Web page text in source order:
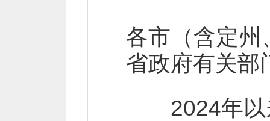
各市（含定
省政府有关部
2024年以